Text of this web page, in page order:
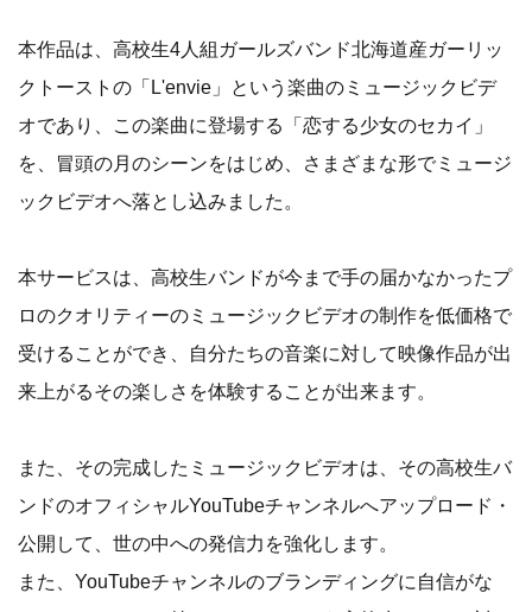
本作品は、高校生4人組ガールズバンド北海道産ガーリッ
クトーストの「L'envie」という楽曲のミュージックビデ
オであり、この楽曲に登場する「恋する少女のセカイ」
を、冒頭の月のシーンをはじめ、さまざまな形でミュージ
ックビデオへ落とし込みました。
本サービスは、高校生バンドが今まで手の届かなかったプ
ロのクオリティーのミュージックビデオの制作を低価格で
受けることができ、自分たちの音楽に対して映像作品が出
来上がるその楽しさを体験することが出来ます。
また、その完成したミュージックビデオは、その高校生バ
ンドのオフィシャルYouTubeチャンネルへアップロード・
公開して、世の中への発信力を強化します。
また、YouTubeチャンネルのブランディングに自信がな